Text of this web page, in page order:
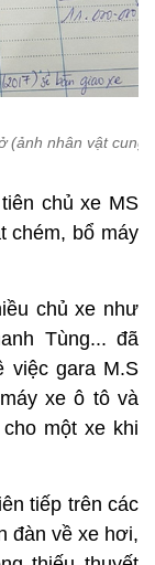
(ảnh nhân vật cung
chủ xe MS
chém, bổ máy
chủ xe như
Tùng... đã
việc gara M.S
xe ô tô và
một xe khi
tiếp trên các
đàn về xe hơi,